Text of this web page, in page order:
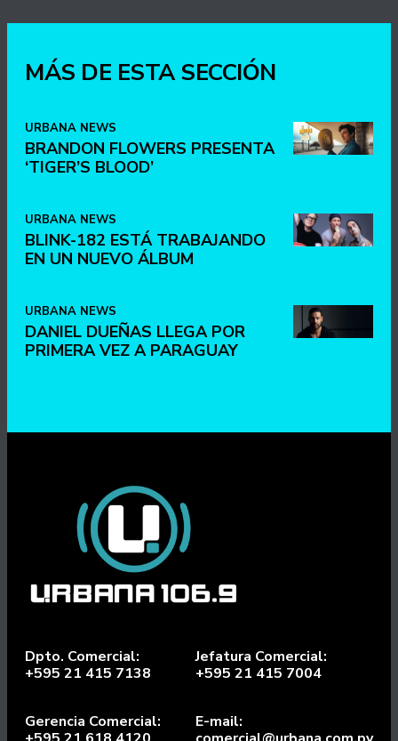
MÁS DE ESTA SECCIÓN
URBANA NEWS
BRANDON FLOWERS PRESENTA
‘TIGER’S BLOOD’
URBANA NEWS
BLINK-182 ESTÁ TRABAJANDO
EN UN NUEVO ÁLBUM
URBANA NEWS
DANIEL DUEÑAS LLEGA POR
PRIMERA VEZ A PARAGUAY
Dpto. Comercial:
+595 21 415 7138
Jefatura Comercial:
+595 21 415 7004
Gerencia Comercial:
E-mail: